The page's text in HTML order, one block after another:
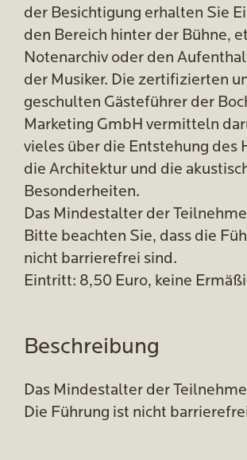
der Besichtigung erhalten Sie
den Bereich hinter der Bühne,
Notenarchiv oder den
der Musiker. Die zertifizierten
geschulten Gästeführer der
Marketing GmbH vermitteln
vieles über die Entstehung des
die Architektur und die
Besonderheiten.
Das Mindestalter der
Bitte beachten Sie, dass die
nicht barrierefrei sind.
Eintritt: 8,50 Euro, keine
Beschreibung
Das Mindestalter der
Die Führung ist nicht